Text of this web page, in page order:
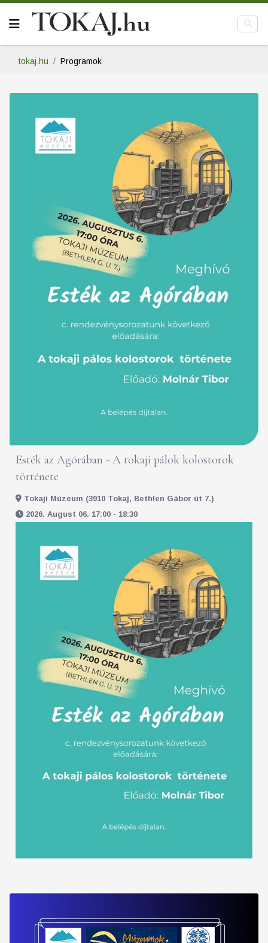
tokaj.hu Programok
Esték az Agórában - A tokaji pálok kolostorok
története
Tokaji Múzeum (3910 Tokaj, Bethlen Gábor út 7.)
2026. August 06. 17:00 - 18:30